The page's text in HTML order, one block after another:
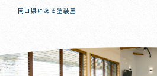
岡山県にある塗装屋